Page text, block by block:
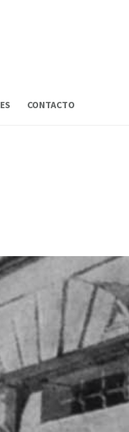
CONTACTO